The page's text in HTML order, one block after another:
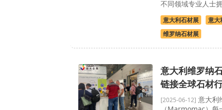
不同领域专业人士
意大利石材展
意大
维罗纳石材展
意大利维罗纳
链接全球石材
[2025-06-12] 意大利